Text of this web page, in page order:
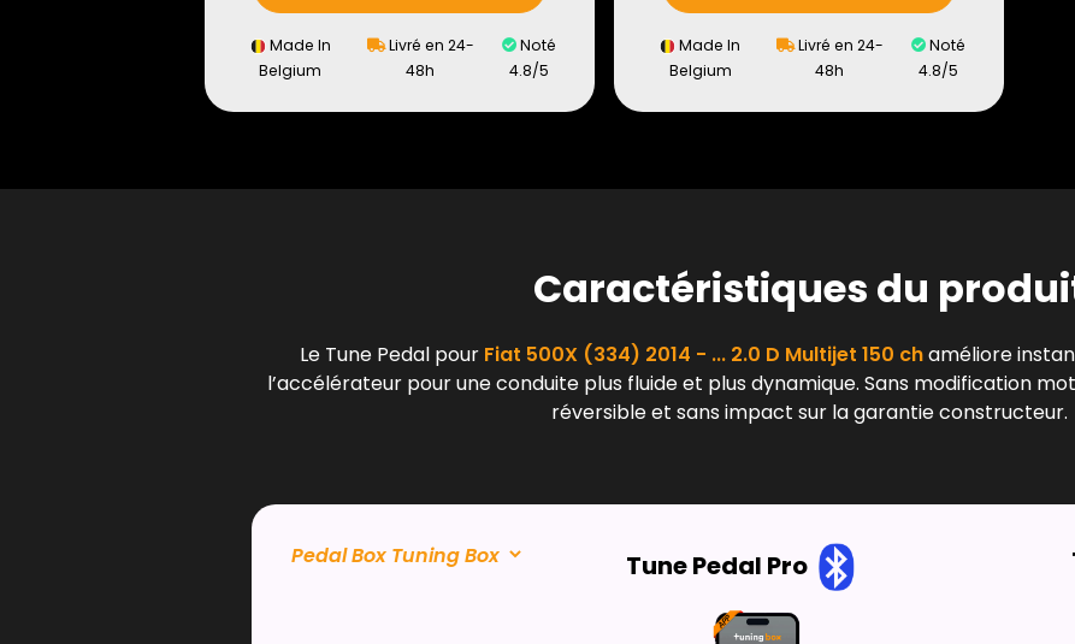
Made In
Belgium
Livré en 24-
48h
Noté
4.8/5
Made In
Belgium
Livré en 24-
48h
Noté
4.8/5
Caractéristiques du
Le Tune Pedal pour Fiat 500X (334) 2014 - ... 2.0 D Multijet 150 chaméliore
l’accélérateur pour une conduite plus fluide et plus dynamique. Sans modification
réversible et sans impact sur la garantie constructeur.
Tune Pedal Pro